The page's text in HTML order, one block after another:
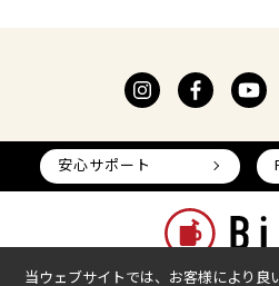
安心サポート
当ウェブサイトでは、お客様により良